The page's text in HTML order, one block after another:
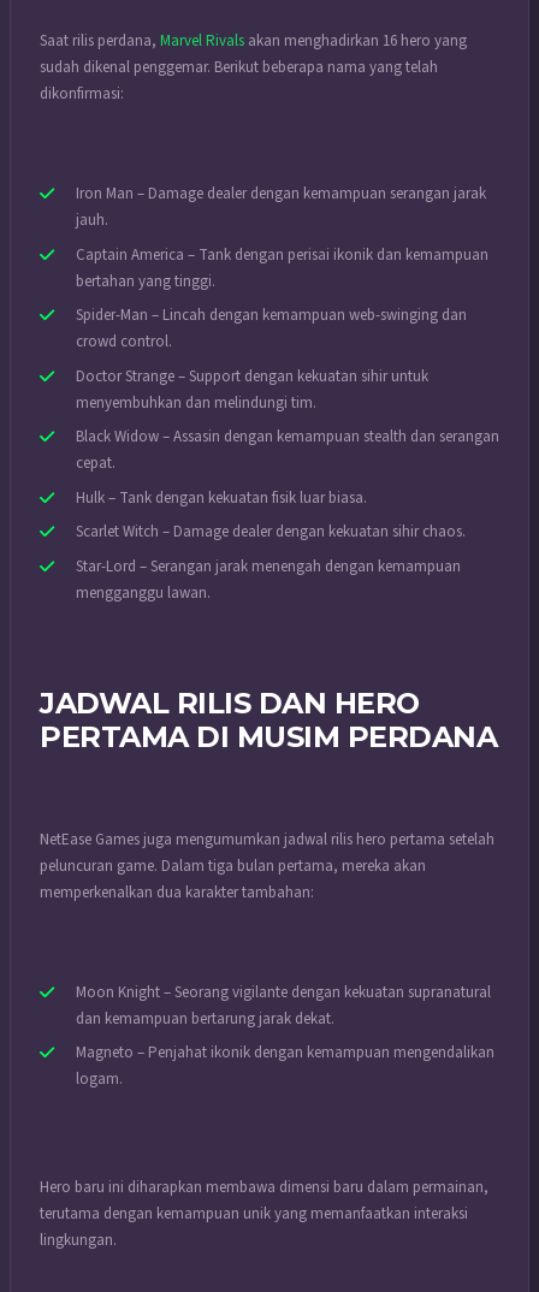
Saat rilis perdana, Marvel Rivals akan menghadirkan 16 hero yang
sudah dikenal penggemar. Berikut beberapa nama yang telah
dikonfirmasi:
Iron Man – Damage dealer dengan kemampuan serangan jarak
jauh.
Captain America – Tank dengan perisai ikonik dan kemampuan
bertahan yang tinggi.
Spider-Man – Lincah dengan kemampuan web-swinging dan
crowd control.
Doctor Strange – Support dengan kekuatan sihir untuk
menyembuhkan dan melindungi tim.
Black Widow – Assasin dengan kemampuan stealth dan serangan
cepat.
Hulk – Tank dengan kekuatan fisik luar biasa.
Scarlet Witch – Damage dealer dengan kekuatan sihir chaos.
Star-Lord – Serangan jarak menengah dengan kemampuan
mengganggu lawan.
JADWAL RILIS DAN HERO
PERTAMA DI MUSIM PERDANA
NetEase Games juga mengumumkan jadwal rilis hero pertama setelah
peluncuran game. Dalam tiga bulan pertama, mereka akan
memperkenalkan dua karakter tambahan:
Moon Knight – Seorang vigilante dengan kekuatan supranatural
dan kemampuan bertarung jarak dekat.
Magneto – Penjahat ikonik dengan kemampuan mengendalikan
logam.
Hero baru ini diharapkan membawa dimensi baru dalam permainan,
terutama dengan kemampuan unik yang memanfaatkan interaksi
lingkungan.